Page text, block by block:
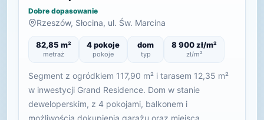
Dobre dopasowanie
Rzeszów, Słocina, ul. Św. Marcina
82,85 m²
metraż
4 pokoje
pokoje
dom
typ
8 900 zł/m²
zł/m²
Segment z ogródkiem 117,90 m² i tarasem 12,35 m²
w inwestycji Grand Residence. Dom w stanie
deweloperskim, z 4 pokojami, balkonem i
możliwością dokupienia garażu oraz miejsca